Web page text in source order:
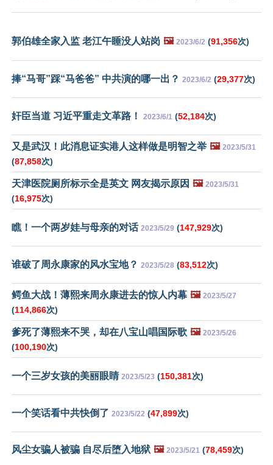
郭伯雄全家入监 老江午睡没人站岗 🖼️ 2023/6/2 (91,356次)
捧“马哥”踩“马爸爸” 中共演的哪一出？ 2023/6/2 (29,377次)
奸臣当道 习近平重走文革路！ 2023/6/1 (52,184次)
又是武汉！此消息证实港人这样做是明智之举 🖼️ 2023/5/31
(87,858次)
天津医院厕所标示全是英文 网友揭示原因 🖼️ 2023/5/31
(16,975次)
瞧！一个两岁娃与母亲的对话 2023/5/29 (147,929次)
谁破了周永康家的风水宝地？ 2023/5/28 (83,512次)
鳄鱼大战！薄熙来周永康进去的惊人内幕 🖼️ 2023/5/27
(114,866次)
爹死了薄熙来不哭，却在八宝山唱国际歌 🖼️ 2023/5/26
(100,190次)
一个三岁女孩的美丽眼睛 2023/5/23 (150,381次)
一个笑话看中共快倒了 2023/5/22 (47,899次)
风尘女骗人被骗 自尽后堕入地狱 🖼️ 2023/5/21 (78,459次)